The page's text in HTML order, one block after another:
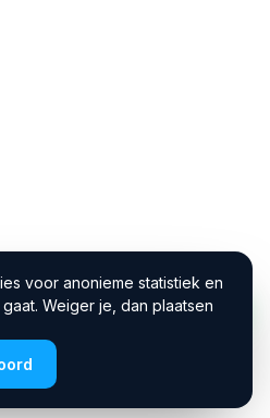
36-14, TILBURG
voor anonieme statistiek en
Weiger je, dan plaatsen